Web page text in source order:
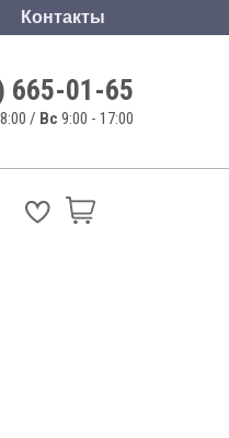
Контакты
665-01-65
/ Вс 9:00 - 17:00